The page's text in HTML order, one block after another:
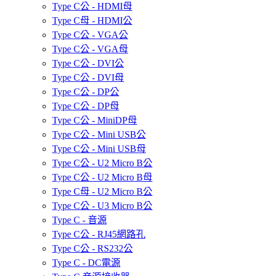
Type C公 - HDMI母
Type C母 - HDMI公
Type C公 - VGA公
Type C公 - VGA母
Type C公 - DVI公
Type C公 - DVI母
Type C公 - DP公
Type C公 - DP母
Type C公 - MiniDP母
Type C公 - Mini USB公
Type C公 - Mini USB母
Type C公 - U2 Micro B公
Type C公 - U2 Micro B母
Type C母 - U2 Micro B公
Type C公 - U3 Micro B公
Type C - 音源
Type C公 - RJ45網路孔
Type C公 - RS232公
Type C - DC電源